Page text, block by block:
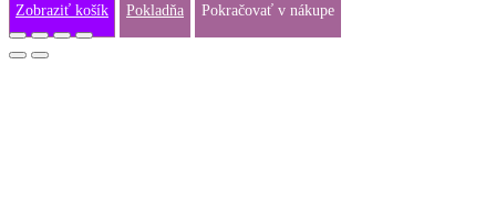
Zobraziť košík Pokladňa Pokračovať v nákupe